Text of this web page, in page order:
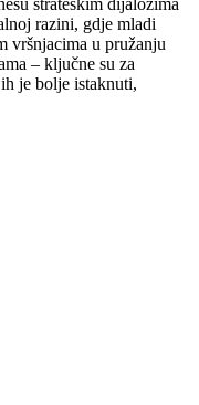
strateškim dijalozima
razini, gdje mladi
vršnjacima u pružanju
– ključne su za
je bolje istaknuti,